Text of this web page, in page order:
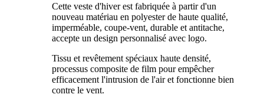
Cette veste d'hiver est fabriquée à partir d'un
nouveau matériau en polyester de haute qualité,
imperméable, coupe-vent, durable et antitache,
accepte un design personnalisé avec logo.
Tissu et revêtement spéciaux haute densité,
processus composite de film pour empêcher
efficacement l'intrusion de l'air et fonctionne bien
contre le vent.